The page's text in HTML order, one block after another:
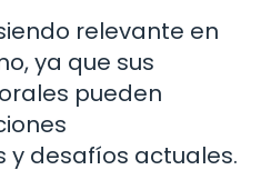
relevante en
ya que sus
pueden
desafíos actuales.